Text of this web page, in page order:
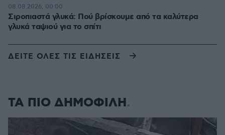
Σιροπιαστά γλυκά: Πού βρίσκουμε από τα καλύτερα
γλυκά ταψιού για το σπίτι
08.08.2026, 00:00
ΔΕΙΤΕ ΟΛΕΣ ΤΙΣ ΕΙΔΗΣΕΙΣ
ΤΑ ΠΙΟ ΔΗΜΟΦΙΛΗ